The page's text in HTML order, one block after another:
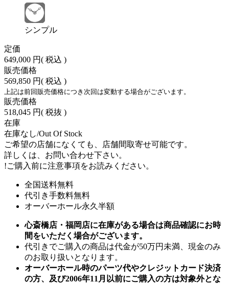
シンプル
定価
649,000 円( 税込 )
販売価格
569,850 円( 税込 )
上記は前回販売価格につき次回は変動する場合がございます。
販売価格
518,045 円( 税抜 )
在庫
在庫なし/Out Of Stock
ご希望の店舗になくても、店舗間取寄せ可能です。
詳しくは、お問い合わせ下さい。
!ご購入前に注意事項をお読みください。
全国送料無料
代引き手数料無料
オーバーホール永久半額
心斎橋店・福岡店に在庫がある場合は商品確認にお時
間をいただく場合がございます。
代引きでご購入の商品は代金が50万円未満、現金のみ
のお取り扱いとなります。
オーバーホール時のパーツ代やクレジットカード決済
の方、及び2006年11月以前にご購入の方は対象外とな